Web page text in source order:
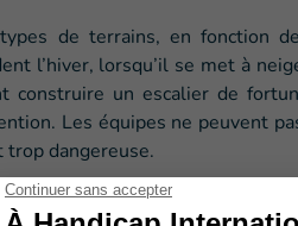
de terrains, en fonction
l’hiver, lorsqu’il se met à
un escalier de
Les équipes ne peuvent
dangereuse.